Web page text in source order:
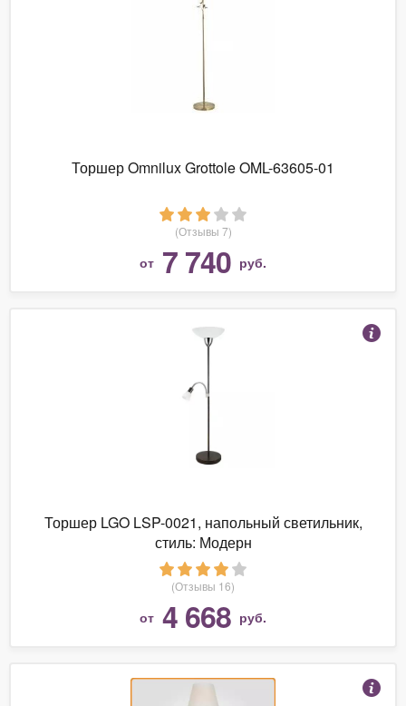
Торшер Omnilux Grottole OML-63605-01
(Отзывы 7)
от 7 740 руб.
Торшер LGO LSP-0021, напольный светильник,
стиль: Модерн
(Отзывы 16)
от 4 668 руб.